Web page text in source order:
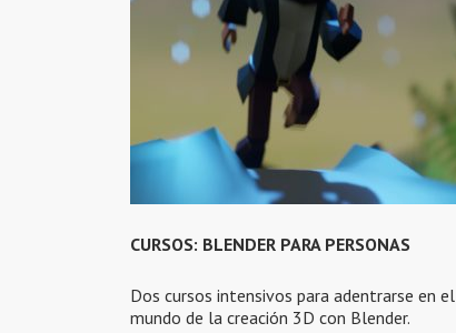
CURSOS: BLENDER PARA PERSONAS
Dos cursos intensivos para adentrarse en el
mundo de la creación 3D con Blender.